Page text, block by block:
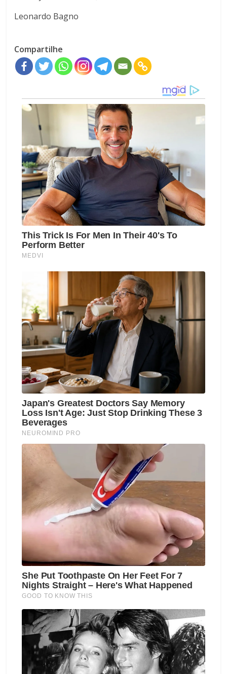
Leonardo Bagno
Compartilhe